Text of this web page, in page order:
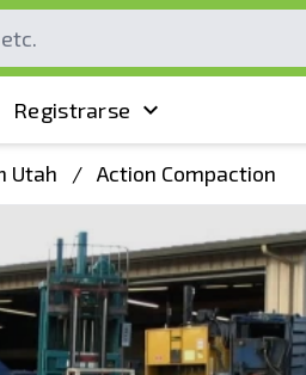
Registrarse
Utah / Action Compaction